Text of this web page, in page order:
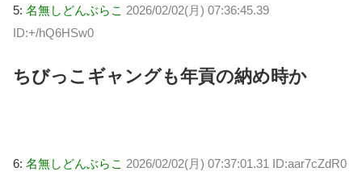
5: 名無しどんぶらこ 2026/02/02(月) 07:36:45.39
ID:+/hQ6HSw0
ちびっこギャングも年貢の納め時か
6: 名無しどんぶらこ 2026/02/02(月) 07:37:01.31 ID:aar7cZdR0